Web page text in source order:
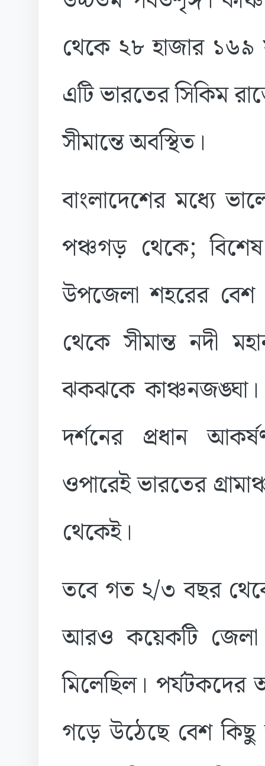
থেকে ২৮ হাজার ১৬৯
এটি ভারতের সিকিম
সীমান্তে অবস্থিত।
বাংলাদেশের মধ্যে
পঞ্চগড় থেকে;
উপজেলা শহরের বেশ
থেকে সীমান্ত নদী
ঝকঝকে
দর্শনের প্রধান
ওপারেই ভারতের
থেকেই।
তবে গত ২/৩ বছর
আরও কয়েকটি জেলা
মিলেছিল। পর্যটকদের
গড়ে উঠেছে বেশ